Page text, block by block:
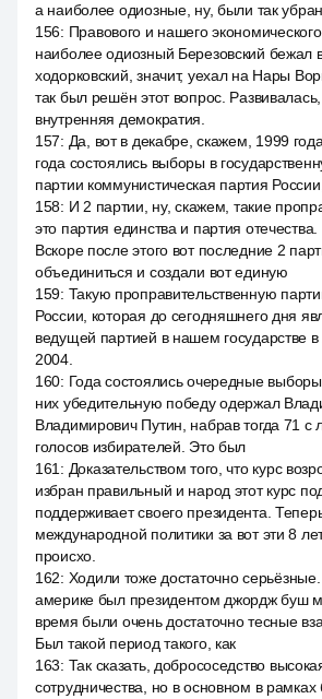
а наиболее одиозные, ну, были так
156: Правового и нашего
наиболее одиозный Березовский бежал
ходорковский, значит, уехал на Нары
так был решён этот вопрос.
внутренняя демократия.
157: Да, вот в декабре, скажем, 1999
года состоялись выборы в
партии коммунистическая партия
158: И 2 партии, ну, скажем, такие
это партия единства и партия отечества.
Вскоре после этого вот последние 2
объединиться и создали вот единую
159: Такую проправительственную
России, которая до сегодняшнего дня
ведущей партией в нашем государстве
2004.
160: Года состоялись очередные
них убедительную победу одержал
Владимирович Путин, набрав тогда 71
голосов избирателей. Это был
161 : Доказательством того, что курс
избран правильный и народ этот курс
поддерживает своего президента.
международной политики за вот эти 8
происхо.
162: Ходили тоже достаточно
америке был президентом джордж буш
время были очень достаточно тесные
Был такой период такого, как
163: Так сказать, добрососедство
сотрудничества, но в основном в рамках